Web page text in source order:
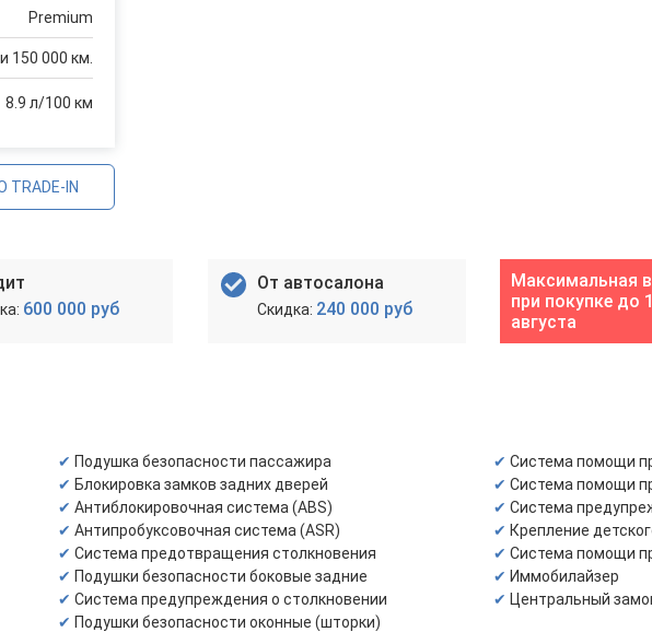
Premium
150 000 км.
8.9 л/100 км
IN
600 000 руб
От автосалона
240 000 руб
августа
Подушка безопасности пассажира
Блокировка замков задних дверей
Антиблокировочная система (ABS)
Антипробуксовочная система (ASR)
Система предотвращения столкновения
Подушки безопасности боковые задние
Система предупреждения о столкновении
Подушки безопасности оконные (шторки)
Система помощи
Система помощи
Система
Крепление
Система помощи
Иммобилайзер
Центральный